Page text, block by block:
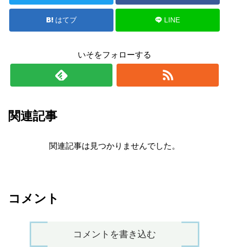
はてブ LINE
いそをフォローする
関連記事
関連記事は見つかりませんでした。
コメント
コメントを書き込む